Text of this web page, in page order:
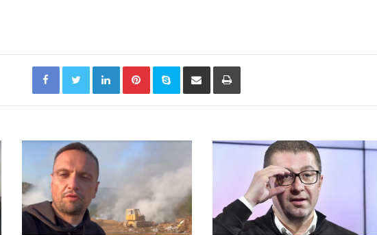
FacebookTwitterLinkedInPinterestSkype Сподели преку Е-маил Испринтај